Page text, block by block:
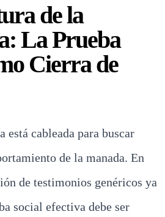
de la
La Prueba
Cierra de
está cableada para buscar
de la manada. En
de testimonios genéricos ya
social efectiva debe ser